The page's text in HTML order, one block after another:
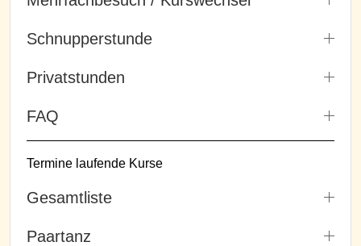
Schnupperstunde
Privatstunden
FAQ
Termine laufende Kurse
Gesamtliste
Paartanz